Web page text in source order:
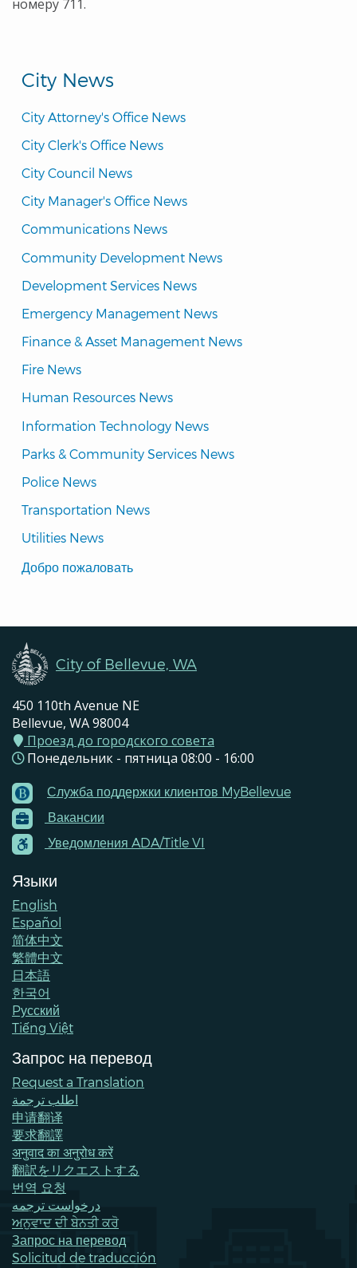
City News
City Attorney's Office News
City Clerk's Office News
City Council News
City Manager's Office News
Communications News
Community Development News
Development Services News
Emergency Management News
Finance & Asset Management News
Fire News
Human Resources News
Information Technology News
Parks & Community Services News
Police News
Transportation News
Utilities News
Translated
Добро пожаловать
номеру 711.
City of Bellevue, WA
450 110th Avenue NE
Bellevue, WA 98004
Проезд до городского совета
Понедельник - пятница 08:00 - 16:00
Footer
Menu
Contacts
Служба поддержки клиентов MyBellevue
Вакансии
Уведомления ADA/Title VI
Языки
English
Español
简体中文
繁體中文
日本語
한국어
Pусский
Tiếng Việt
Запрос на перевод
Request a Translation
اطلب ترجمة
申请翻译
要求翻譯
अनुवाद का अनुरोध करें
翻訳をリクエストする
번역 요청
درخواست ترجمه
ਅਨੁਵਾਦ ਦੀ ਬੇਨਤੀ ਕਰੋ
Запрос на перевод
Solicitud de traducción